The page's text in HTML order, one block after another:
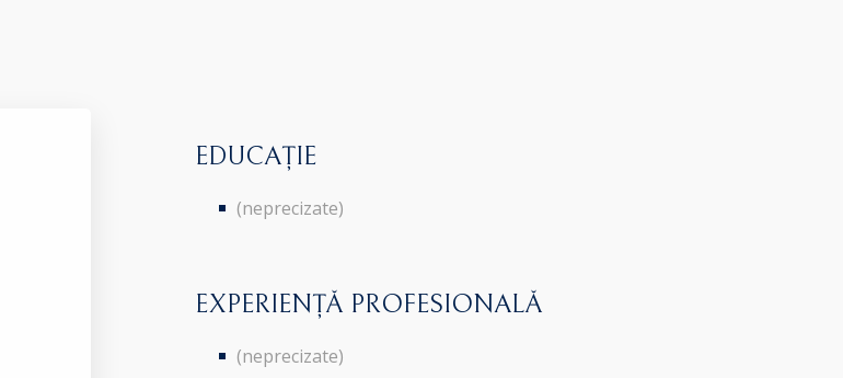
EDUCAȚIE
(neprecizate)
EXPERIENȚĂ PROFESIONALĂ
(neprecizate)